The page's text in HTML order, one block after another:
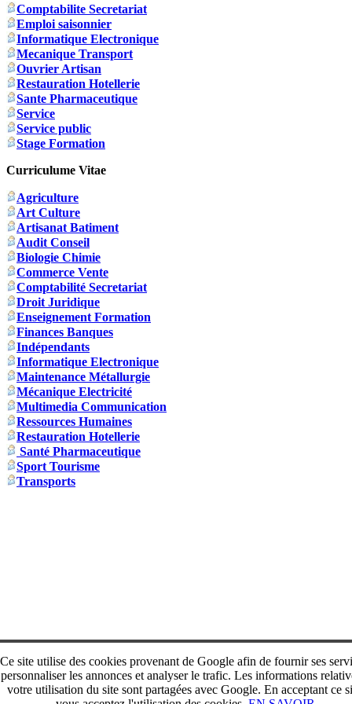
Comptabilite Secretariat
Emploi saisonnier
Informatique Electronique
Mecanique Transport
Ouvrier Artisan
Restauration Hotellerie
Sante Pharmaceutique
Service
Service public
Stage Formation
Curriculume Vitae
Agriculture
Art Culture
Artisanat Batiment
Audit Conseil
Biologie Chimie
Commerce Vente
Comptabilité Secretariat
Droit Juridique
Enseignement Formation
Finances Banques
Indépendants
Informatique Electronique
Maintenance Métallurgie
Mécanique Electricité
Multimedia Communication
Ressources Humaines
Restauration Hotellerie
Santé Pharmaceutique
Sport Tourisme
Transports
Ce site utilise des cookies provenant de Google afin de fournir ses
personnaliser les annonces et analyser le trafic. Les informations
votre utilisation du site sont partagées avec Google. En acceptant ce